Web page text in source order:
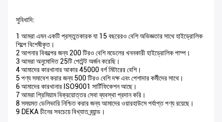
সুবিধাদি:
1 আমরা এমন একটি প্রস্তুতকারক যা 15 বছরেরও বেশি অভিজ্ঞতার সাথে হাইড্রোলিক
শিল্পে বিশেষীকৃত।
2 আপনার বিকল্পের জন্য 200 টিরও বেশি মডেলের খননকারী হাইড্রোলিক পাম্প।
3 আমরা অনুমোদিত 25টি পেটেন্ট অর্জন করেছি।
4 আমাদের কারখানার আকার 45000 বর্গ মিটারের বেশি।
5 পণ্য সমাবেশ করার জন্য 500 টিরও বেশি দক্ষ এবং পেশাদার কর্মীদের সাথে।
6 আমাদের কারখানার ISO9001 সার্টিফিকেশন আছে।
7 আমরা প্রিমিয়াম বিক্রয়োত্তর সেবা ব্যবস্থা প্রদান করি।
8 সময়মত ডেলিভারি নিশ্চিত করার জন্য আমাদের ওয়ারহাউসে পর্যাপ্ত পণ্য রয়েছে।
9 DEKA চীনের সবচেয়ে বিখ্যাত ব্র্যান্ড।